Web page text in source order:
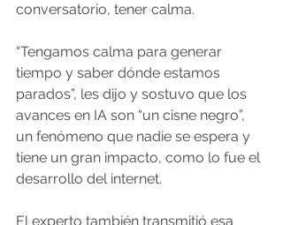
conversatorio, tener calma.
“Tengamos calma para generar
tiempo y saber dónde estamos
parados”, les dijo y sostuvo que los
avances en IA son “un cisne negro”,
un fenómeno que nadie se espera y
tiene un gran impacto, como lo fue el
desarrollo del internet.
El experto también transmitió esa